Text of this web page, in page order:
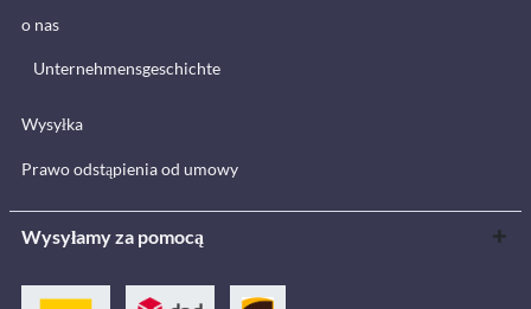
o nas
Unternehmensgeschichte
Wysyłka
Prawo odstąpienia od umowy
Wysyłamy za pomocą